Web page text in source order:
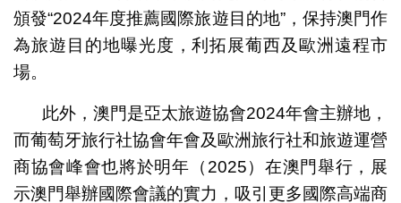
頒發“2024年度推薦國際旅遊目的地”，保持澳門作
為旅遊目的地曝光度，利拓展葡西及歐洲遠程市
場。
此外，澳門是亞太旅遊協會2024年會主辦地，
而葡萄牙旅行社協會年會及歐洲旅行社和旅遊運營
商協會峰會也將於明年（2025）在澳門舉行，展
示澳門舉辦國際會議的實力，吸引更多國際高端商